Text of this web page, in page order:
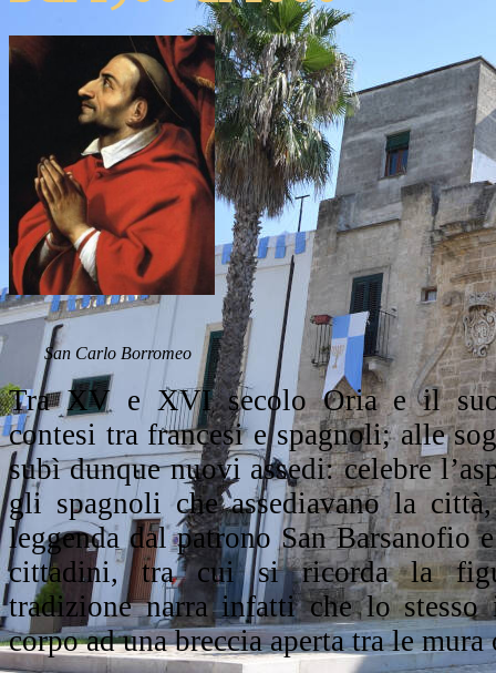
San Carlo Borromeo
Tra XV e XVI secolo Oria e il
contesi tra francesi e spagnoli; alle
subì dunque nuovi assedi: celebre
gli spagnoli che assediavano la
leggenda dal patrono San
cittadini, tra cui si ricorda la
tradizione narra infatti che lo
corpo ad una breccia aperta tra le mura